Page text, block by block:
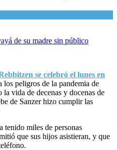
se celebró el lunes en
los peligros de la pandemia de
vida de decenas y docenas de
de Sanzer hizo cumplir las
tenido miles de personas
que sus hijos asistieran, y que